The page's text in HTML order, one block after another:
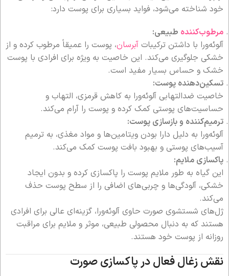
خود شناخته می‌شود، فواید بسیاری برای پوست دارد:
مرطوب‌کننده طبیعی:
آلوئه‌ورا با داشتن ترکیبات آبرسان، پوست را عمیقاً مرطوب کرده و از
خشکی جلوگیری می‌کند. این خاصیت به ویژه برای افرادی با پوست
خشک و حساس بسیار مفید است.
تسکین‌دهنده پوست:
خاصیت ضدالتهابی آلوئه‌ورا به کاهش قرمزی، التهاب و
حساسیت‌های پوستی کمک کرده و پوست را آرام می‌کند.
ترمیم‌کننده و بازسازی پوست:
آلوئه‌ورا به دلیل دارا بودن ویتامین‌ها و مواد مغذی، به ترمیم
آسیب‌های پوستی و بهبود بافت پوست کمک می‌کند.
پاکسازی ملایم:
این گیاه به طور ملایم پوست را پاکسازی کرده و بدون ایجاد
خشکی، آلودگی‌ها و چربی‌های اضافی را از سطح پوست حذف
می‌کند.
ژل‌های شستشوی صورت حاوی آلوئه‌ورا، گزینه‌ای عالی برای افرادی
هستند که به دنبال محصولی طبیعی، موثر و ملایم برای مراقبت
روزانه از پوست خود هستند.
نقش زغال فعال در پاکسازی صورت